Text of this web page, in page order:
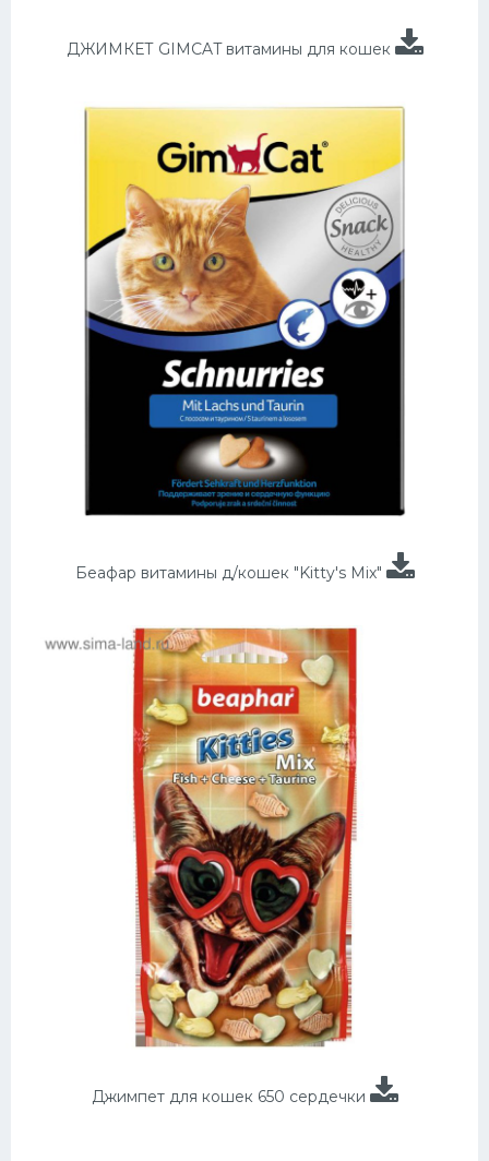
ДЖИМКЕТ GIMCAT витамины для кошек
Беафар витамины д/кошек "Kitty's Mix"
Джимпет для кошек 650 сердечки